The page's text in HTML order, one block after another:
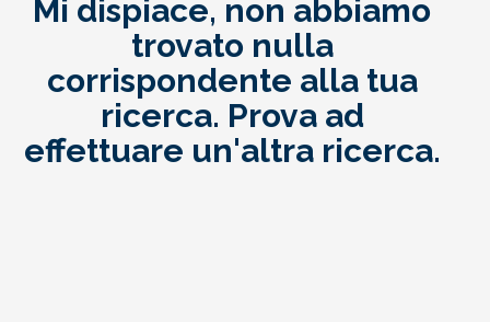
Mi dispiace, non abbiamo
trovato nulla
corrispondente alla tua
ricerca. Prova ad
effettuare un'altra ricerca.